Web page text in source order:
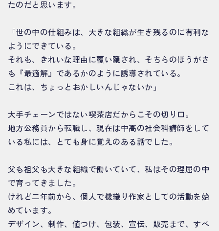
たのだと思います。
「世の中の仕組みは、大きな組織が生き残るのに有利な
ようにできている。
それも、きれいな理由に覆い隠され、そちらのほうがさ
も『最適解』であるかのように誘導されている。
これは、ちょっとおかしいんじゃないか」
大手チェーンではない喫茶店だからこその切り口。
地方公務員から転職し、現在は中高の社会科講師をして
いる私には、とても身に覚えのある話でした。
父も祖父も大きな組織で働いていて、私はその理屈の中
で育ってきました。
けれど二年前から、個人で機織り作家としての活動を始
めています。
デザイン、制作、値つけ、包装、宣伝、販売まで、すべ